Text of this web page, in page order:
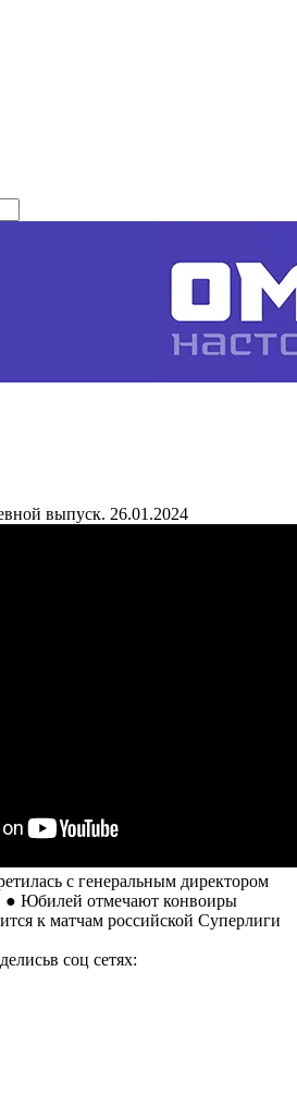
выпуск. 26.01.2024
с генеральным директором
● Юбилей отмечают конвоиры
к матчам российской Суперлиги
соц сетях: